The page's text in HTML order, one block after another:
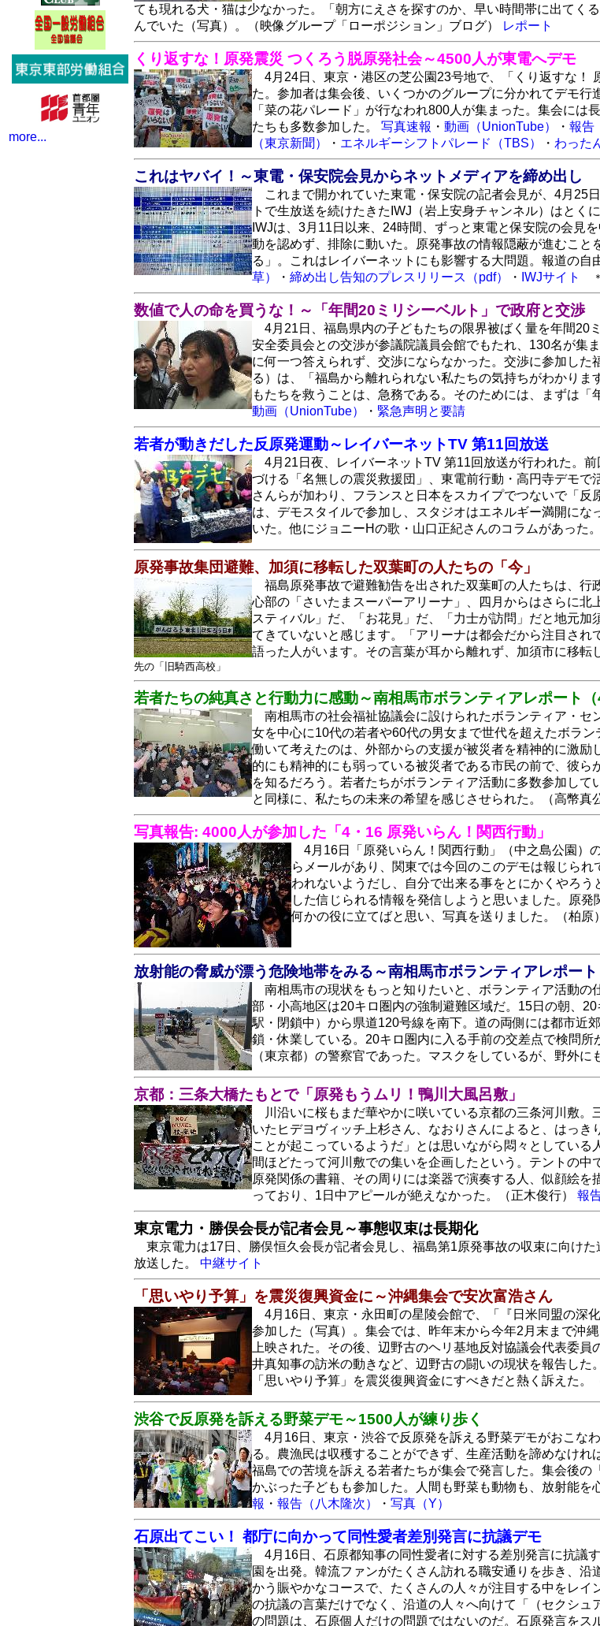
more...
ても現れる犬・猫は少なかった。「朝方にえさを探すのか、早い時間帯に出て
んでいた（写真）。（映像グループ「ローポジション」ブログ）
レポート
くり返すな！原発震災 つくろう脱原発社会～4500人が東電へデモ
4月24日、東京・港区の芝公園23号地で、「くり返すな！
た。参加者は集会後、いくつかのグループに分かれてデモ
「菜の花パレード」が行なわれ800人が集まった。集会に
たちも多数参加した。 写真速報 ・ 動画（UnionTube） ・ 報告
（東京新聞）
・ エネルギーシフトパレード（TBS） ・ わった
これはヤバイ！～東電・保安院会見からネットメディアを締め出し
これまで開かれていた東電・保安院の記者会見が、4月25
トで生放送を続けたきたIWJ（岩上安身チャンネル）はとく
IWJは、3月11日以来、24時間、ずっと東電と保安院の会見
動を認めず、排除に動いた。原発事故の情報隠蔽が進むこ
る」。これはレイバーネットにも影響する大問題。報道の
草）
・ 締め出し告知のプレスリリース（pdf） ・ IWJサイト
数値で人の命を買うな！～「年間20ミリシーベルト」で政府と交渉
4月21日、福島県内の子どもたちの限界被ばく量を年間20
安全委員会との交渉が参議院議員会館でもたれ、130名が集
に何一つ答えられず、交渉にならなかった。交渉に参加し
る）は、「福島から離れられない私たちの気持ちがわかり
もたちを救うことは、急務である。そのためには、まずは
動画（UnionTube）
・ 緊急声明と要請
若者が動きだした反原発運動～レイバーネットTV 第11回放送
4月21日夜、レイバーネットTV 第11回放送が行われた。
づける「名無しの震災救援団」、東電前行動・高円寺デモ
さんらが加わり、フランスと日本をスカイプでつないで「
は、デモスタイルで参加し、スタジオはエネルギー満開に
いた。他にジョニーHの歌・山口正紀さんのコラムがあった。
原発事故集団避難、加須に移転した双葉町の人たちの「今」
福島原発事故で避難勧告を出された双葉町の人たちは、
心部の「さいたまスーパーアリーナ」、四月からはさらに
スティバル」だ、「お花見」だ、「力士が訪問」だと地元
てきていないと感じます。「アリーナは都会だから注目さ
語った人がいます。その言葉が耳から離れず、加須市に移
先の「旧騎西高校」
若者たちの純真さと行動力に感動～南相馬市ボランティアレポート（
南相馬市の社会福祉協議会に設けられたボランティア・
女を中心に10代の若者や60代の男女まで世代を超えたボラ
働いて考えたのは、外部からの支援が被災者を精神的に激
的にも精神的にも弱っている被災者である市民の前で、彼
を知るだろう。若者たちがボランティア活動に多数参加し
と同様に、私たちの未来の希望を感じさせられた。（高幣真
写真報告: 4000人が参加した「4・16 原発いらん！関西行動」
4月16日「原発いらん！関西行動」（中之島公園）
らメールがあり、関東では今回のこのデモは報じら
われないようだし、自分で出来る事をとにかくやろ
した信じられる情報を発信しようと思いました。原
何かの役に立てばと思い、写真を送りました。（柏原
放射能の脅威が漂う危険地帯をみる～南相馬市ボランティアレポート
南相馬市の現状をもっと知りたいと、ボランティア活動
部・小高地区は20キロ圏内の強制避難区域だ。15日の朝、
駅・閉鎖中）から県道120号線を南下。道の両側には都市近
鎖・休業している。20キロ圏内に入る手前の交差点で検問
（東京都）の警察官であった。マスクをしているが、野外
京都：三条大橋たもとで「原発もうムリ！鴨川大風呂敷」
川沿いに桜もまだ華やかに咲いている京都の三条河川敷
いたヒデヨヴィッチ上杉さん、なおりさんによると、はっ
ことが起こっているようだ」とは思いながら悶々としてい
間ほどたって河川敷での集いを企画したという。テントの
原発関係の書籍、その周りには楽器で演奏する人、似顔絵
っており、1日中アピールが絶えなかった。（正木俊行） 報
東京電力・勝俣会長が記者会見～事態収束は長期化
東京電力は17日、勝俣恒久会長が記者会見し、福島第1原発事故の収束に向け
放送した。 中継サイト
「思いやり予算」を震災復興資金に～沖縄集会で安次富浩さん
4月16日、東京・永田町の星陵会館で、「『日米同盟の深
参加した（写真）。集会では、昨年末から今年2月末まで沖
上映された。その後、辺野古のヘリ基地反対協議会代表委
井真知事の訪米の動きなど、辺野古の闘いの現状を報告し
「思いやり予算」を震災復興資金にすべきだと熱く訴えた。
渋谷で反原発を訴える野菜デモ～1500人が練り歩く
4月16日、東京・渋谷で反原発を訴える野菜デモがおこな
る。農漁民は収穫することができず、生産活動を諦めなけ
福島での苦境を訴える若者たちが集会で発言した。集会後
かぶった子どもも参加した。人間も野菜も動物も、放射能
報 ・ 報告（八木隆次） ・ 写真（Y）
石原出てこい！ 都庁に向かって同性愛者差別発言に抗議デモ
4月16日、石原都知事の同性愛者に対する差別発言に抗議
園を出発。韓流ファンがたくさん訪れる職安通りを歩き、
かう賑やかなコースで、たくさんの人々が注目する中をレ
の抗議の言葉だけでなく、沿道の人々へ向けて「（セクシ
の問題は、石原個人だけの問題ではないのだ。石原発言をス